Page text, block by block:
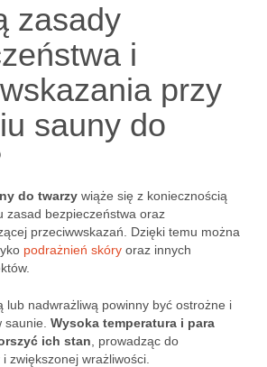
zasady
i
przy
sauny do
do twarzy wiąże się z koniecznością
zasad bezpieczeństwa oraz
przeciwwskazań. Dzięki temu można
podrażnień skóry oraz innych
lub nadwrażliwą powinny być ostrożne i
saunie. Wysoka temperatura i para
ich stan , prowadząc do
zwiększonej wrażliwości.